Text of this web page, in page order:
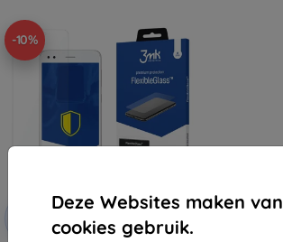
Deze Websites maken van
cookies gebruik.
-10%
Korting
coupon
EXTRA10